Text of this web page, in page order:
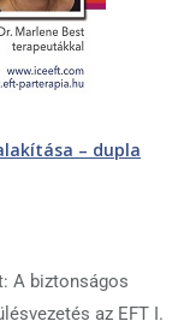
– dupla
A biztonságos
az EFT I.